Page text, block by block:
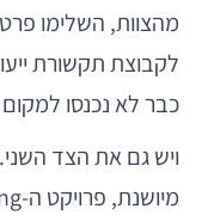
מהצוות, השלימו
לקבוצת תקשורת
כבר לא נכנסו